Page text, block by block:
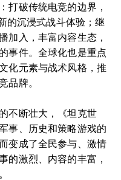
打破传统电竞的边界，
的沉浸式战斗体验；继
加入，丰富内容生态，
事件。全球化也是重点
化元素与战术风格，推
品牌。
不断壮大，《坦克世
事、历史和策略游戏的
变成了全民参与、激情
的激烈、内容的丰富，